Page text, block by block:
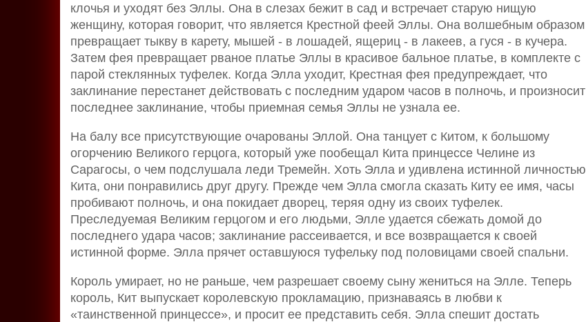
клочья и уходят без Эллы. Она в слезах бежит в сад и встречает старую нищую
женщину, которая говорит, что является Крестной феей Эллы. Она волшебным образом
превращает тыкву в карету, мышей - в лошадей, ящериц - в лакеев, а гуся - в кучера.
Затем фея превращает рваное платье Эллы в красивое бальное платье, в комплекте с
парой стеклянных туфелек. Когда Элла уходит, Крестная фея предупреждает, что
заклинание перестанет действовать с последним ударом часов в полночь, и произносит
последнее заклинание, чтобы приемная семья Эллы не узнала ее.
На балу все присутствующие очарованы Эллой. Она танцует с Китом, к большому
огорчению Великого герцога, который уже пообещал Кита принцессе Челине из
Сарагосы, о чем подслушала леди Тремейн. Хоть Элла и удивлена истинной личностью
Кита, они понравились друг другу. Прежде чем Элла смогла сказать Киту ее имя, часы
пробивают полночь, и она покидает дворец, теряя одну из своих туфелек.
Преследуемая Великим герцогом и его людьми, Элле удается сбежать домой до
последнего удара часов; заклинание рассеивается, и все возвращается к своей
истинной форме. Элла прячет оставшуюся туфельку под половицами своей спальни.
Король умирает, но не раньше, чем разрешает своему сыну жениться на Элле. Теперь
король, Кит выпускает королевскую прокламацию, признаваясь в любви к
«таинственной принцессе», и просит ее представить себя. Элла спешит достать